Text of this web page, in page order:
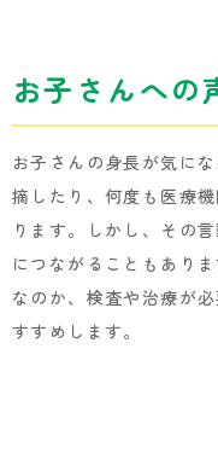
お子さんへの
お子さんの身長が気に
摘したり、何度も医療
ります。しかし、その
につながることもあり
なのか、検査や治療が
すすめします。